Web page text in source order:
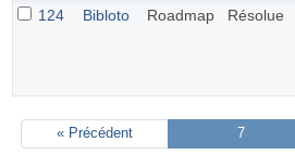
124
Bibloto Roadmap Résolue
« Précédent 7